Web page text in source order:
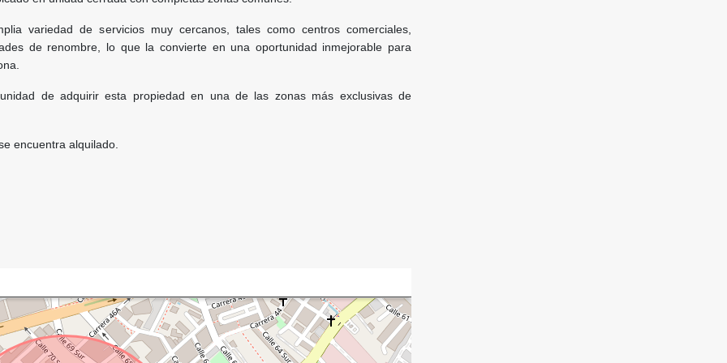
variedad de servicios muy cercanos, tales como centros comerciales,
de renombre, lo que la convierte en una oportunidad inmejorable para
de adquirir esta propiedad en una de las zonas más exclusivas de
encuentra alquilado.